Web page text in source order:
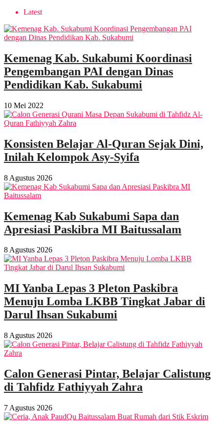
Latest
Kemenag Kab. Sukabumi Koordinasi
Pengembangan PAI dengan Dinas
Pendidikan Kab. Sukabumi
10 Mei 2022
Konsisten Belajar Al-Quran Sejak Dini,
Inilah Kelompok Asy-Syifa
8 Agustus 2026
Kemenag Kab Sukabumi Sapa dan
Apresiasi Paskibra MI Baitussalam
8 Agustus 2026
MI Yanba Lepas 3 Pleton Paskibra
Menuju Lomba LKBB Tingkat Jabar di
Darul Ihsan Sukabumi
8 Agustus 2026
Calon Generasi Pintar, Belajar Calistung
di Tahfidz Fathiyyah Zahra
7 Agustus 2026